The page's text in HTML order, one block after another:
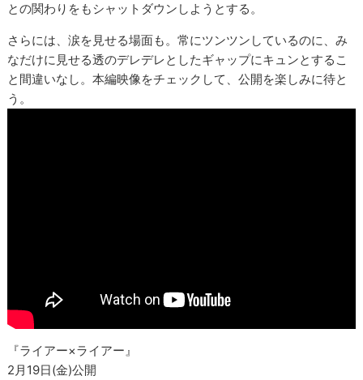
との関わりをもシャットダウンしようとする。
さらには、涙を見せる場面も。常にツンツンしているのに、み
なだけに見せる透のデレデレとしたギャップにキュンとするこ
と間違いなし。本編映像をチェックして、公開を楽しみに待と
う。
『ライアー×ライアー』
2月19日(金)公開